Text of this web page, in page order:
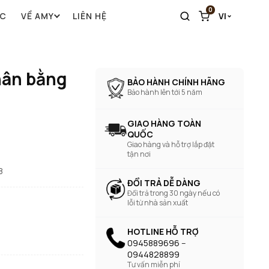
VỀ AMY LIÊN HỆ
0
VI
bằng
BẢO HÀNH CHÍNH HÃNG
Bảo hành lên tới 5 năm
GIAO HÀNG TOÀN
QUỐC
Giao hàng và hỗ trợ lắp đặt
tận nơi
ĐỔI TRẢ DỄ DÀNG
Đổi trả trong 30 ngày nếu có
lỗi từ nhà sản xuất
HOTLINE HỖ TRỢ
0945889696 --
0944828899
Tư vấn miễn phí